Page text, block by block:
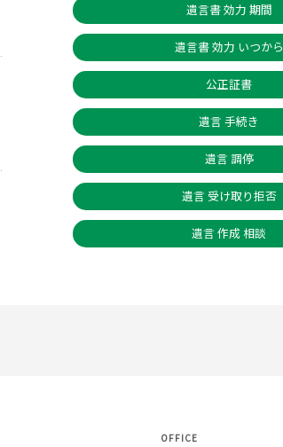
遺言書 効力 期間
遺言書 効力 いつから
公正証書
遺言 手続き
遺言 調停
遺言 受け取り拒否
遺言 作成 相談
OFFICE